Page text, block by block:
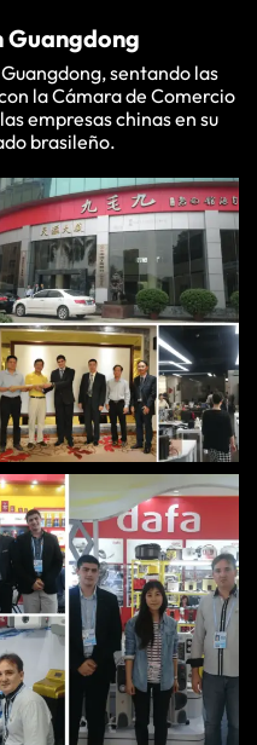
Guangdong
sentando las
la Cámara de Comercio
empresas chinas en su
brasileño.